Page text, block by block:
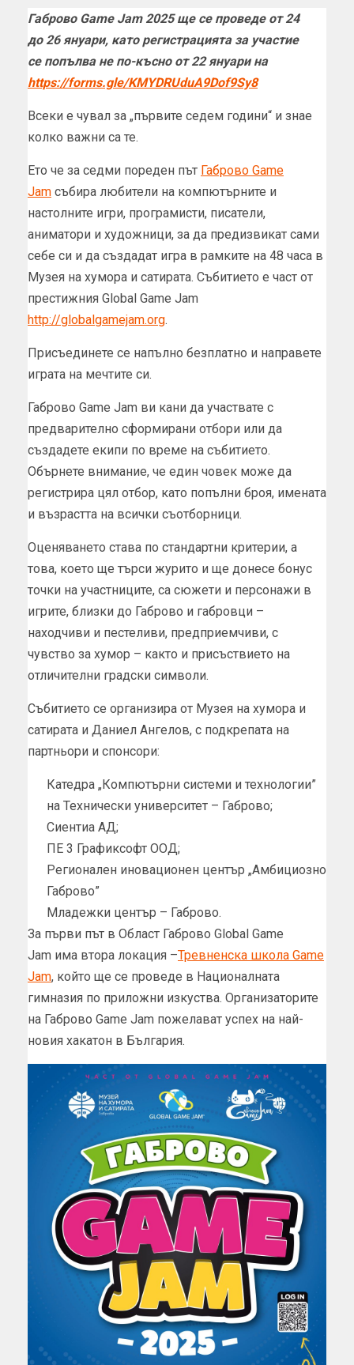
Габрово Game Jam 2025ще се проведе от24
до26 януари, като регистрациятаза участие
сепопълва не по-късно от 22 януари на
https://forms.gle/KMYDRUduA9Dof9Sy8
Всеки е чувал за „първите седем години“ и знае
колко важни са те.
Ето че за седми пореден път Габрово Game
Jam събира любители на компютърните и
настолните игри, програмисти, писатели,
аниматори и художници, за да предизвикат сами
себе си и да създадат игра в рамките на 48 часа в
Музея на хумора и сатирата. Събитието е част от
престижния Global Game Jam
http://globalgamejam.org.
Присъединете се напълно безплатно и направете
играта на мечтите си.
Габрово Game Jam ви кани да участвате с
предварително сформирани отбори или да
създадете екипи по време на събитието.
Обърнете внимание, че един човек може да
регистрира цял отбор, като попълни броя, имената
и възрастта на всички съотборници.
Оценяването става по стандартни критерии, а
това, което ще търси журито и ще донесе бонус
точки на участниците, са сюжети и персонажи в
игрите, близки до Габрово и габровци –
находчиви и пестеливи, предприемчиви, с
чувство за хумор – както и присъствието на
отличителни градски символи.
Събитието се организира от Музея на хумора и
сатирата и Даниел Ангелов, с подкрепата на
партньори и спонсори:
Катедра „Компютърни системи и технологии”
на Технически университет – Габрово;
Сиентиа АД;
ПЕ 3 Графиксофт ООД;
Регионален иновационен център „Амбициозно
Габрово”
Младежки център – Габрово.
За първи път в Област Габрово Global Game
Jam има втора локация –Тревненска школа Game
Jam, който ще се проведе в Националната
гимназия по приложни изкуства. Организаторите
на Габрово Game Jam пожелават успех на най-
новия хакатон в България.